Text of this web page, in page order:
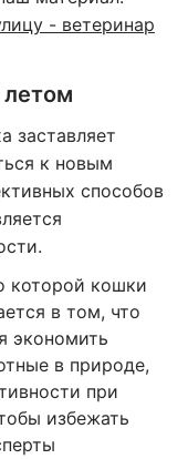
- ветеринар
заставляет
к новым
способов
которой кошки
в том, что
экономить
в природе,
при
избежать